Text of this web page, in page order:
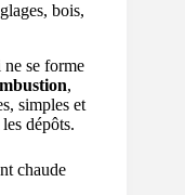
bois,
se forme
,
simples et
dépôts.
chaude